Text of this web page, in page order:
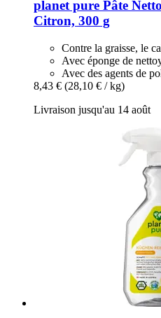
planet pure Pâte
Citron, 300 g
Contre la graisse, le
Avec éponge de
Avec des agents de
8,43 € (28,10 € / kg)
Livraison jusqu'au 14 août